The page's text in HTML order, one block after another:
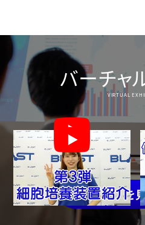
バーチャ
VIRTUAL
一覧を